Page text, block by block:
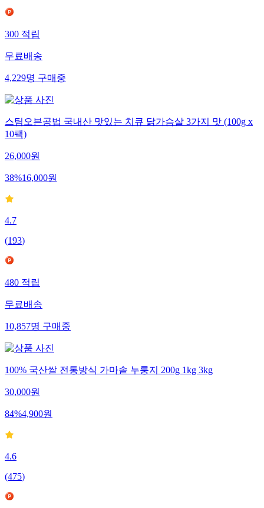
300적립
무료배송
4,229명구매중
스팀오븐공법 국내산 맛있는 치큐 닭가슴살 3가지 맛 (100g x
10팩)
26,000원
38%16,000원
4.7
(193)
480적립
무료배송
10,857명구매중
100% 국산쌀 전통방식 가마솥 누룽지 200g 1kg 3kg
30,000원
84%4,900원
4.6
(475)